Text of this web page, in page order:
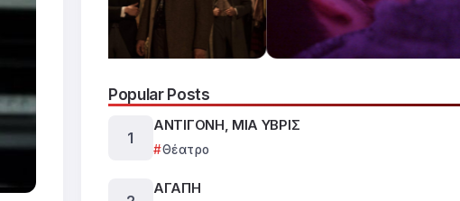
Popular Posts
ΑΝΤΙΓΟΝΗ, ΜΙΑ ΥΒΡΙΣ
Θέατρο
ΑΓΑΠΗ